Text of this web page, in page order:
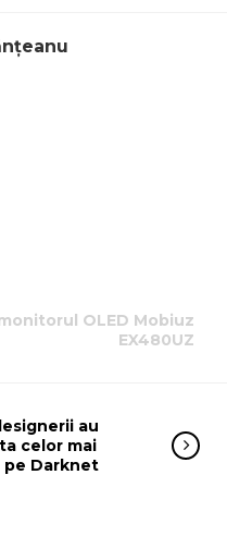
OLED Mobiuz
EX480UZ
au
celor mai
Darknet